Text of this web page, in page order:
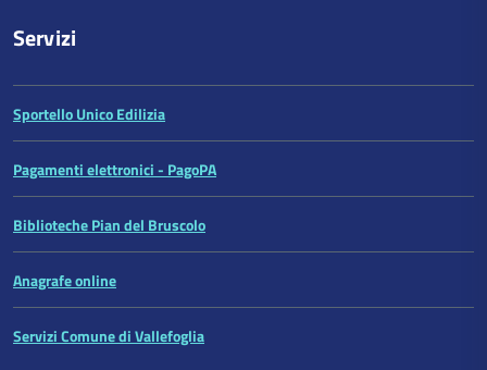
Servizi
Sportello Unico Edilizia
Pagamenti elettronici - PagoPA
Biblioteche Pian del Bruscolo
Anagrafe online
Servizi Comune di Vallefoglia